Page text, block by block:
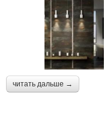
читать дальше →